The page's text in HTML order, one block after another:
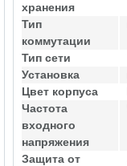
хранения
Тип
коммутации
Тип сети
Установка
Цвет корпуса
Частота
входного
напряжения
Защита от